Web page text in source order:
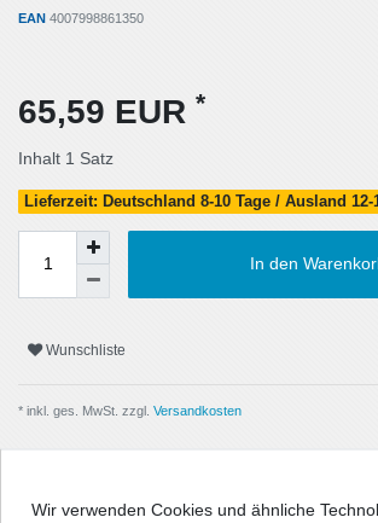
EAN 4007998861350
65,59 EUR *
Inhalt 1 Satz
Lieferzeit: Deutschland 8-10 Tage / Ausland 12-
In den
Wunschliste
* inkl. ges. MwSt. zzgl. Versandkosten
Wir verwenden Cookies und ähnliche